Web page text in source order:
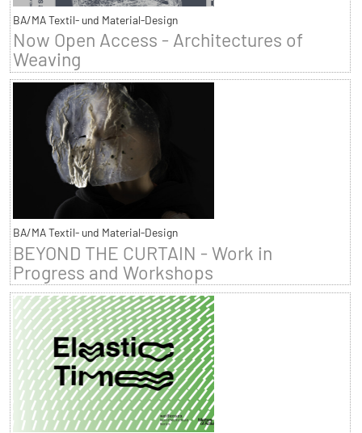
BA/MA Textil- und Material-Design
Now Open Access - Architectures of
Weaving
BA/MA Textil- und Material-Design
BEYOND THE CURTAIN - Work in
Progress and Workshops